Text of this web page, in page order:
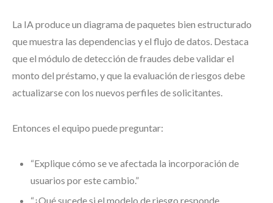
La IA produce un diagrama de paquetes bien estructurado
que muestra las dependencias y el flujo de datos. Destaca
que el módulo de detección de fraudes debe validar el
monto del préstamo, y que la evaluación de riesgos debe
actualizarse con los nuevos perfiles de solicitantes.
Entonces el equipo puede preguntar:
“Explique cómo se ve afectada la incorporación de
usuarios por este cambio.”
“¿Qué sucede si el modelo de riesgo responde